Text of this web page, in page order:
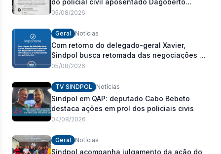
do policial civil aposentado Dagoberto
Carlos Romeiro
05/08/2026
Geral Notícias
Com retorno do delegado-geral Xavier,
Sindpol busca retomada das negociações da
pauta de reivindicações e fortalecimento dos
05/08/2026
TV SINDPOL Notícias
Sindpol em QAP: deputado Cabo Bebeto
destaca ações em prol dos policiais civis
04/08/2026
Geral Notícias
Sindpol acompanha julgamento da ação do